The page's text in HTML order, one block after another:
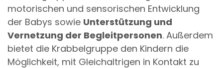
motorischen und sensorischen Entwicklung
der Babys sowie Unterstützung und
Vernetzung der Begleitpersonen. Außerdem
bietet die Krabbelgruppe den Kindern die
Möglichkeit, mit Gleichaltrigen in Kontakt zu